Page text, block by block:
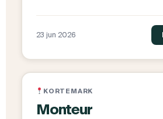
23 jun 2026
KORTEMARK
Monteur